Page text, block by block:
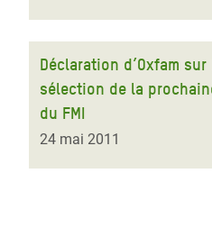
Déclaration d’Oxfam
sélection de la
du FMI
24 mai 2011